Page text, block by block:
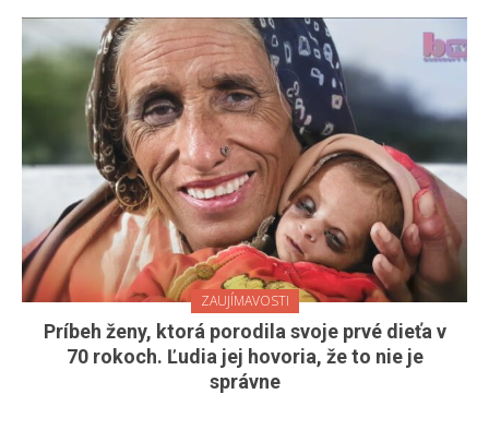
ZAUJÍMAVOSTI
Príbeh ženy, ktorá porodila svoje prvé dieťa v
70 rokoch. Ľudia jej hovoria, že to nie je
správne